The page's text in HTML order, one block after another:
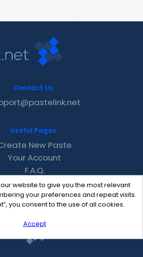
website to give you the most relevant
your preferences and repeat visits.
you consent to the use of all cookies.
Accept
Contact Us
Useful Pages
New Paste
Your Account
F.A.Q.
Recent
Contact